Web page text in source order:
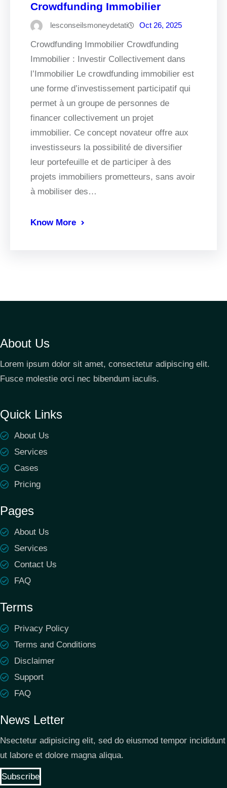
Crowdfunding Immobilier
lesconseilsmoneydetati Oct 26, 2025
Crowdfunding Immobilier Crowdfunding
Immobilier : Investir Collectivement dans
l’Immobilier Le crowdfunding immobilier est
une forme d’investissement participatif qui
permet à un groupe de personnes de
financer collectivement un projet
immobilier. Ce concept novateur offre aux
investisseurs la possibilité de diversifier
leur portefeuille et de participer à des
projets immobiliers prometteurs, sans avoir
à mobiliser des…
Know More
About Us
Lorem ipsum dolor sit amet, consectetur adipiscing elit.
Fusce molestie orci nec bibendum iaculis.
Quick Links
About Us
Services
Cases
Pricing
Pages
About Us
Services
Contact Us
FAQ
Terms
Privacy Policy
Terms and Conditions
Disclaimer
Support
FAQ
News Letter
Nsectetur adipisicing elit, sed do eiusmod tempor incididunt
ut labore et dolore magna aliqua.
Subscribe